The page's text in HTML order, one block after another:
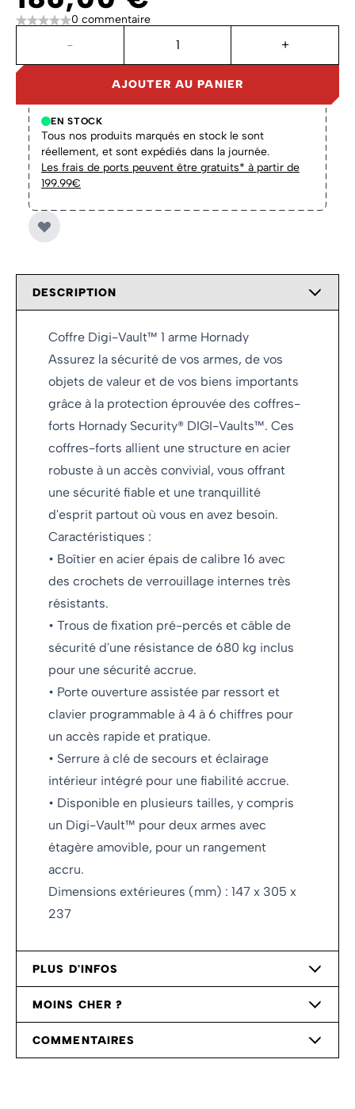
0 commentaire
- +
AJOUTER AU PANIER
EN STOCK
Tous nos produits marqués en stock le sont
réellement, et sont expédiés dans la journée.
Les frais de ports peuvent être gratuits* à partir de
199.99€
DESCRIPTION
Coffre Digi-Vault™ 1 arme Hornady
Assurez la sécurité de vos armes, de vos
objets de valeur et de vos biens importants
grâce à la protection éprouvée des coffres-
forts Hornady Security® DIGI-Vaults™. Ces
coffres-forts allient une structure en acier
robuste à un accès convivial, vous offrant
une sécurité fiable et une tranquillité
d'esprit partout où vous en avez besoin.
Caractéristiques :
• Boîtier en acier épais de calibre 16 avec
des crochets de verrouillage internes très
résistants.
• Trous de fixation pré-percés et câble de
sécurité d'une résistance de 680 kg inclus
pour une sécurité accrue.
• Porte ouverture assistée par ressort et
clavier programmable à 4 à 6 chiffres pour
un accès rapide et pratique.
• Serrure à clé de secours et éclairage
intérieur intégré pour une fiabilité accrue.
• Disponible en plusieurs tailles, y compris
un Digi-Vault™ pour deux armes avec
étagère amovible, pour un rangement
accru.
Dimensions extérieures (mm) : 147 x 305 x
237
PLUS D'INFOS
MOINS CHER ?
COMMENTAIRES